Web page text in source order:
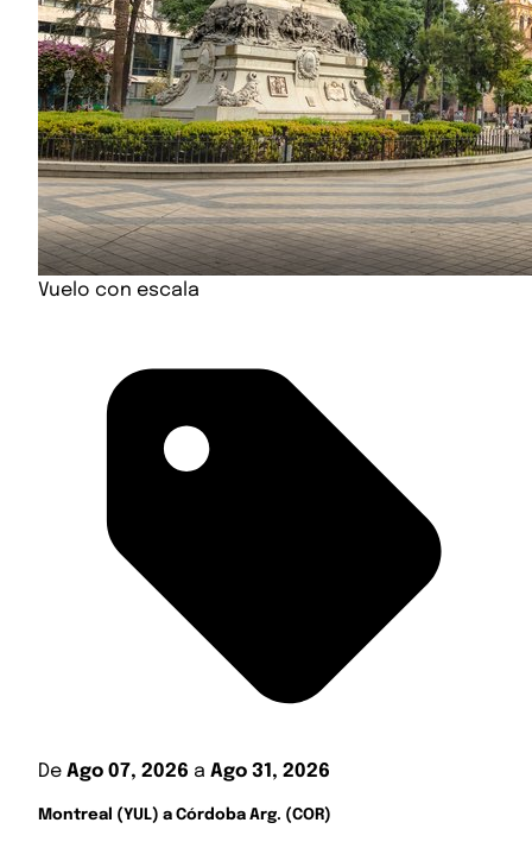
Vuelo con escala
De Ago 07, 2026 a Ago 31, 2026
Montreal (YUL) a Córdoba Arg. (COR)